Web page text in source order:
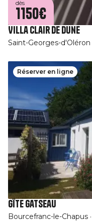
dès
1150€
Villa clair de dune
Saint-Georges-d'Oléron
Réserver en ligne
Gîte Gatseau
Bourcefranc-le-Chapus